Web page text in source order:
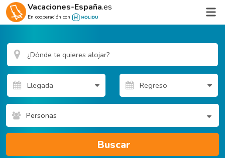
Vacaciones-España.es
En cooperación con
Personas
Buscar